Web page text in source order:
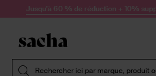
Passer au contenu
Jusqu'à 60 % de réduction + 10%
Rechercher ici par marque, produit